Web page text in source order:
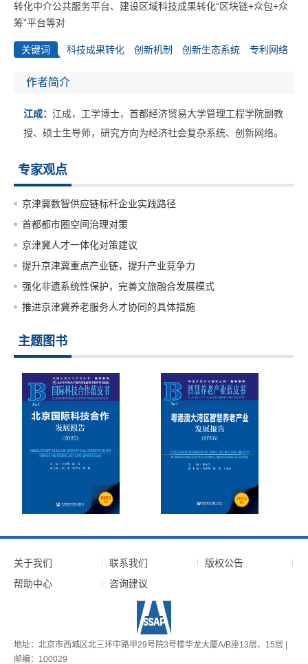
转化中介公共服务平台、建设区域科技成果转化“区块链+众包+众
筹”平台等对
关键词 科技成果转化 创新机制 创新生态系统 专利网络
作者简介
江成： 江成，工学博士，首都经济贸易大学管理工程学院副教
授、硕士生导师，研究方向为经济社会复杂系统、创新网络。
专家观点
京津冀数智供应链标杆企业实践路径
首都都市圈空间治理对策
京津冀人才一体化对策建议
提升京津冀重点产业链，提升产业竞争力
强化非遗系统性保护，完善文旅融合发展模式
推进京津冀养老服务人才协同的具体措施
主题图书
关于我们 联系我们
版权公告
帮助中心
咨询建议
地址：北京市西城区北三环中路甲29号院3号楼华龙大厦A/B座13层、15层 |
邮编：100029